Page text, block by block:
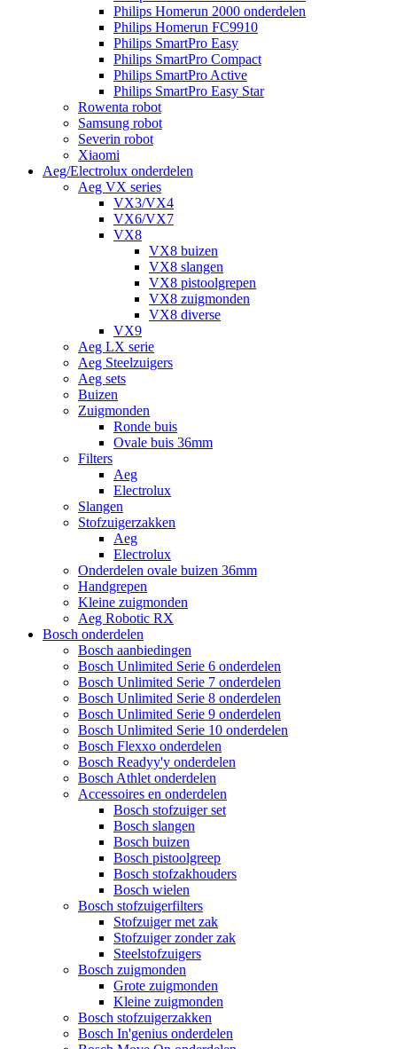
Philips Homerun 2000 onderdelen
Philips Homerun FC9910
Philips SmartPro Easy
Philips SmartPro Compact
Philips SmartPro Active
Philips SmartPro Easy Star
Rowenta robot
Samsung robot
Severin robot
Xiaomi
Aeg/Electrolux onderdelen
Aeg VX series
VX3/VX4
VX6/VX7
VX8
VX8 buizen
VX8 slangen
VX8 pistoolgrepen
VX8 zuigmonden
VX8 diverse
VX9
Aeg LX serie
Aeg Steelzuigers
Aeg sets
Buizen
Zuigmonden
Ronde buis
Ovale buis 36mm
Filters
Aeg
Electrolux
Slangen
Stofzuigerzakken
Aeg
Electrolux
Onderdelen ovale buizen 36mm
Handgrepen
Kleine zuigmonden
Aeg Robotic RX
Bosch onderdelen
Bosch aanbiedingen
Bosch Unlimited Serie 6 onderdelen
Bosch Unlimited Serie 7 onderdelen
Bosch Unlimited Serie 8 onderdelen
Bosch Unlimited Serie 9 onderdelen
Bosch Unlimited Serie 10 onderdelen
Bosch Flexxo onderdelen
Bosch Readyy'y onderdelen
Bosch Athlet onderdelen
Accessoires en onderdelen
Bosch stofzuiger set
Bosch slangen
Bosch buizen
Bosch pistoolgreep
Bosch stofzakhouders
Bosch wielen
Bosch stofzuigerfilters
Stofzuiger met zak
Stofzuiger zonder zak
Steelstofzuigers
Bosch zuigmonden
Grote zuigmonden
Kleine zuigmonden
Bosch stofzuigerzakken
Bosch In'genius onderdelen